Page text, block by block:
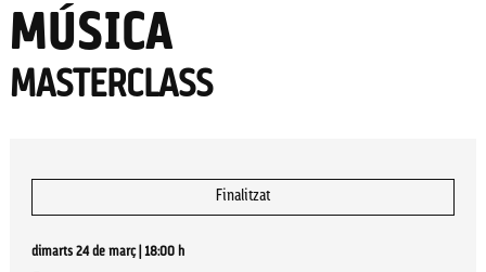
MÚSICA
MASTERCLASS
Finalitzat
dimarts 24 de març| 18:00 h